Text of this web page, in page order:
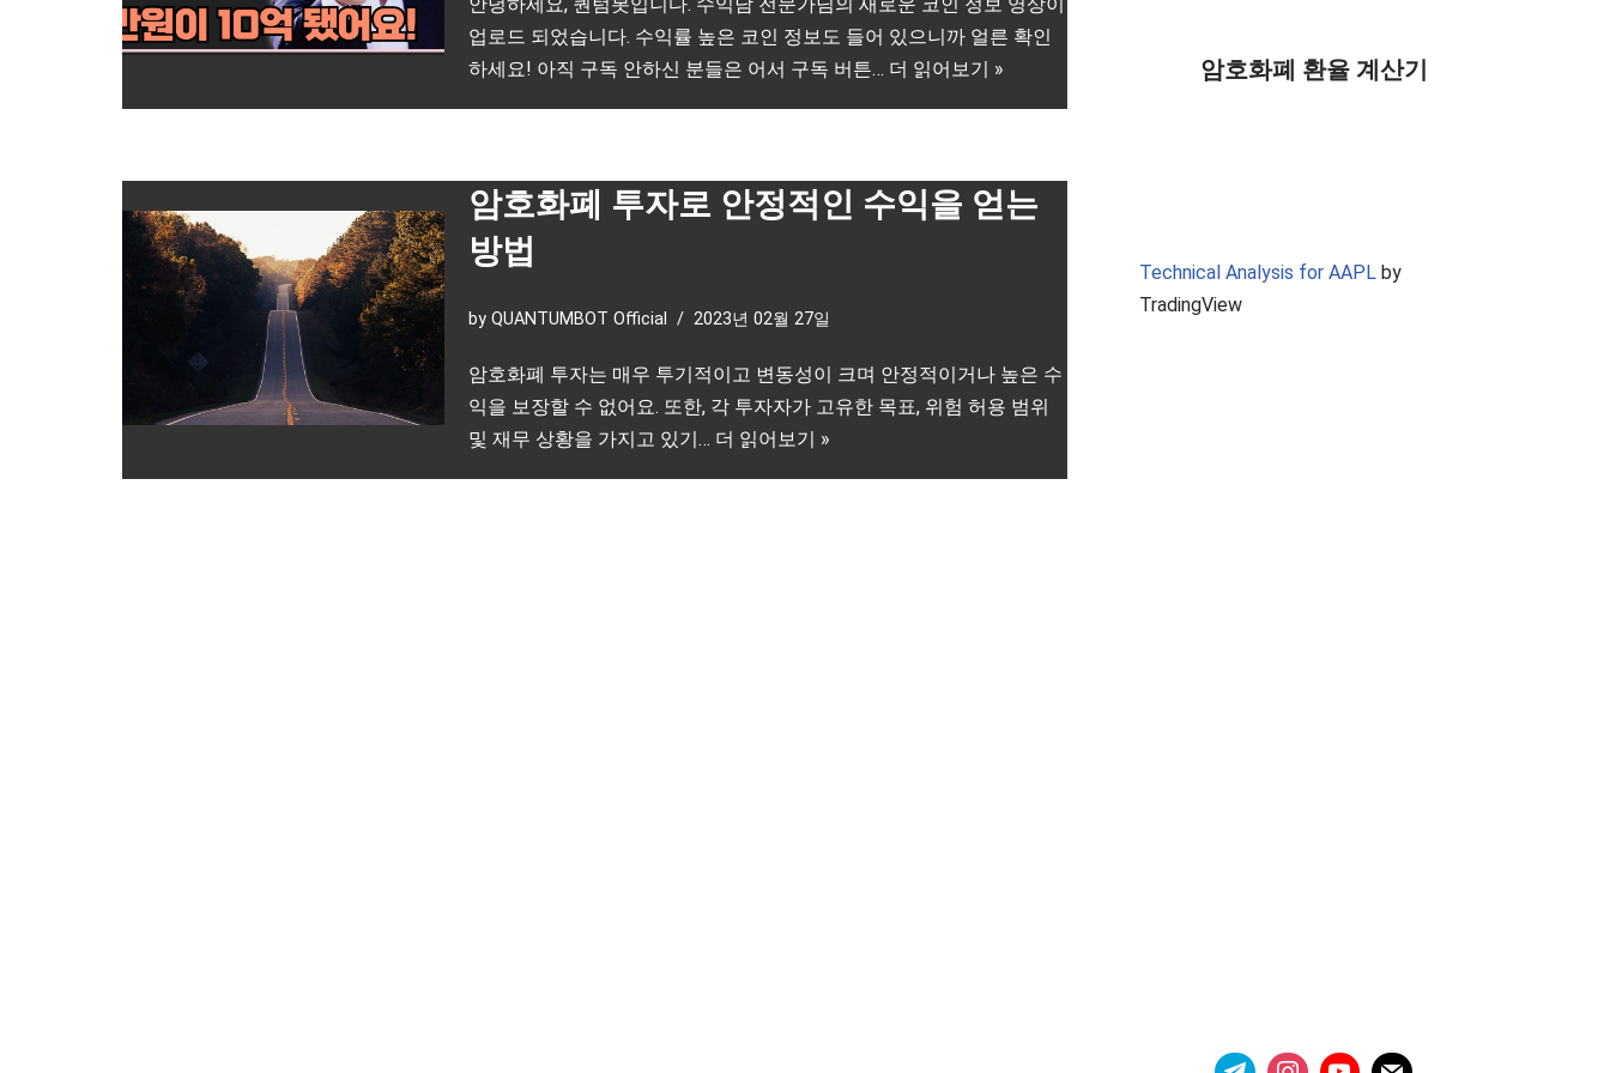
업로드 되었습니다. 수익률 높은 코인 정보도 들어 있으니까 얼른 확인
하세요! 아직 구독 안하신 분들은 어서 구독 버튼… 더 읽어보기 »
암호화폐 투자로 안정적인 수익을 얻는
방법
byQUANTUMBOT Official 2023년 02월 27일
암호화폐 투자는 매우 투기적이고 변동성이 크며 안정적이거나 높은 수
익을 보장할 수 없어요. 또한, 각 투자자가 고유한 목표, 위험 허용 범위
및 재무 상황을 가지고 있기… 더 읽어보기 »
암호화폐 환율 계산기
Technical Analysis for AAPL by
TradingView